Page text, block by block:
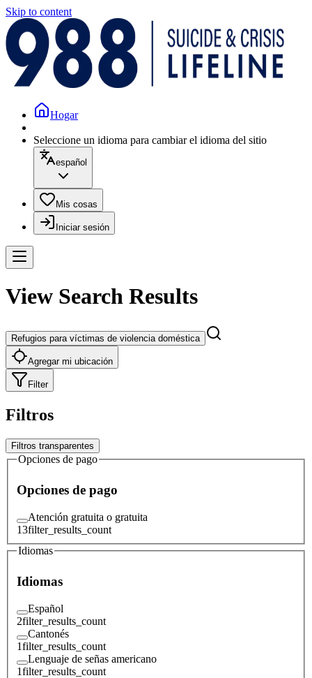
Skip to content
Hogar
Seleccione un idioma para cambiar el idioma del sitio
español
Mis cosas
Iniciar sesión
View Search Results
Refugios para víctimas de violencia doméstica
Agregar mi ubicación
Filter
Filtros
Filtros transparentes
Opciones de pago
Opciones de pago
Atención gratuita o gratuita
13filter_results_count
Idiomas
Idiomas
Español
2filter_results_count
Cantonés
1filter_results_count
Lenguaje de señas americano
1filter_results_count